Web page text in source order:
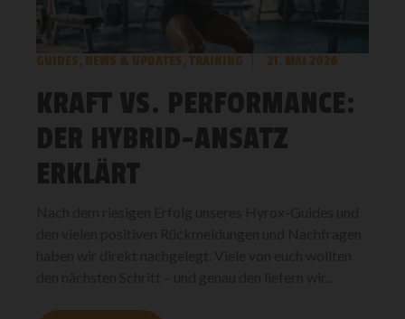
GUIDES, NEWS & UPDATES, TRAINING 21. MAI 2026
KRAFT VS. PERFORMANCE:
DER HYBRID-ANSATZ
ERKLÄRT